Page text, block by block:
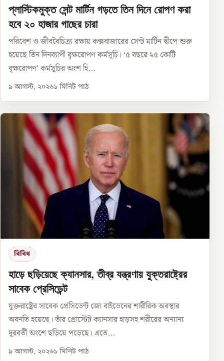
প্লাস্টিকমুক্ত সেন্ট মার্টিন গড়তে তিন দিনে রোপণ করা
হবে ২০ হাজার গাছের চারা
পরিবেশ ও জীববৈচিত্র্য রক্ষায় কক্সবাজারের সেন্ট মার্টিন দ্বীপে শুরু
হয়েছে তিন দিনব্যাপী বৃক্ষরোপণ কর্মসূচি। ‘৫ বছরে ২৫ কোটি
বৃক্ষরোপণ’ কর্মসূচির অংশ হি...
৯ আগস্ট, ২০২৬১ মিনিট পাঠ
বিবিধ
হাড়ে ছড়িয়েছে ক্যানসার, তীব্র যন্ত্রণায় যুক্তরাষ্ট্রের
সাবেক প্রেসিডেন্ট
যুক্তরাষ্ট্রের সাবেক প্রেসিডেন্ট জো বাইডেনের শারীরিক অবস্থার
অবনতি হয়েছে। তাঁর প্রোস্টেট ক্যানসার হাড়সহ শরীরের অন্যান্য
দূরবর্তী অংশে ছড়িয়ে পড়েছে। এতে...
৯ আগস্ট, ২০২৬১ মিনিট পাঠ